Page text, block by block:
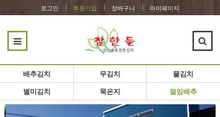
로그인 회원가입 장바구니 마이페이지
배추김치 무김치
물김치
별미김치
묵은지 절임배추